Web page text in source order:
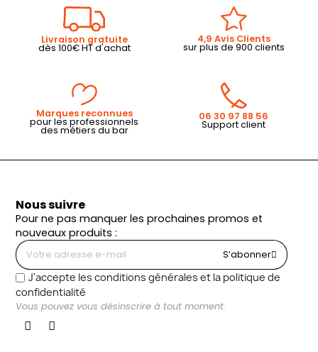
Livraison gratuite
dès 100€ HT d'achat
4,9 Avis Clients
sur plus de 900 clients
Marques reconnues
pour les professionnels
des métiers du bar
06 30 97 88 56
Support client
Nous suivre
Pour ne pas manquer les prochaines promos et
nouveaux produits :
S’abonner
J'accepte les conditions générales et la politique de
confidentialité
Vous pouvez vous désinscrire à tout moment.